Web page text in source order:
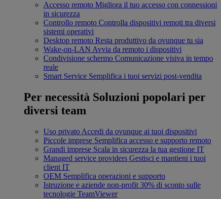
Accesso remoto Migliora il tuo accesso con connessioni
in sicurezza
Controllo remoto Controlla dispositivi remoti tra diversi
sistemi operativi
Desktop remoto Resta produttivo da ovunque tu sia
Wake-on-LAN Avvia da remoto i dispositivi
Condivisione schermo Comunicazione visiva in tempo
reale
Smart Service Semplifica i tuoi servizi post-vendita
Per necessità Soluzioni popolari per
diversi team
Uso privato Accedi da ovunque ai tuoi dispositivi
Piccole imprese Semplifica accesso e supporto remoto
Grandi imprese Scala in sicurezza la tua gestione IT
Managed service providers Gestisci e mantieni i tuoi
client IT
OEM Semplifica operazioni e supporto
Istruzione e aziende non-profit 30% di sconto sulle
tecnologie TeamViewer